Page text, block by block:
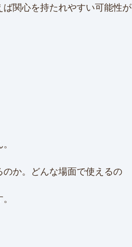
関心を持たれやすい可能性が
か。どんな場面で使えるの